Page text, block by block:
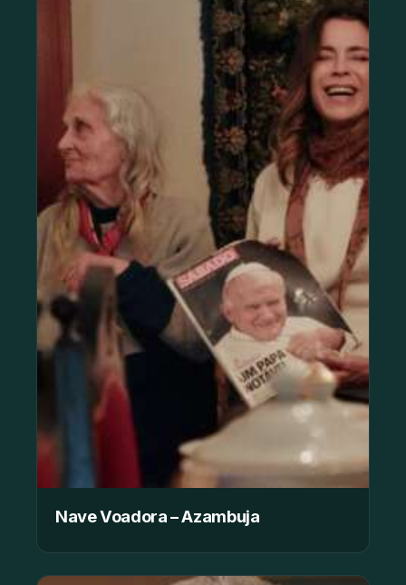
Nave Voadora – Azambuja